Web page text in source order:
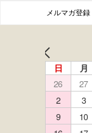
メルマガ登録